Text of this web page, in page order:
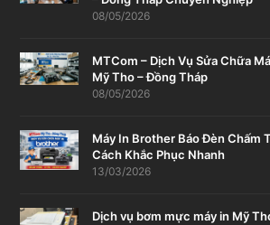
08/05/2026
MTCom – Dịch Vụ Sửa Chữa
Mỹ Tho – Đồng Tháp
08/05/2026
Máy In Brother Báo Đèn Chấm
Cách Khắc Phục Nhanh
13/03/2026
Dịch vụ bơm mực máy in Mỹ